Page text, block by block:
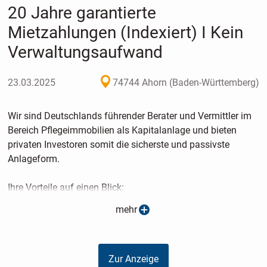
20 Jahre garantierte
Mietzahlungen (Indexiert) I Kein
Verwaltungsaufwand
23.03.2025 74744 Ahorn (Baden-Württemberg)
Wir sind Deutschlands führender Berater und Vermittler im
Bereich Pflegeimmobilien als Kapitalanlage und bieten
privaten Investoren somit die sicherste und passivste
Anlageform.
Ihre Vorteile auf einen Blick:
- Die Mieten sind nach SGB XI staatlich abgesichert
- Auch bei Leerstand erhalten Sie Ihre Miete
- Ihre Anlage ist unabhängig von Finanzmärkten
mehr
Zur Anzeige